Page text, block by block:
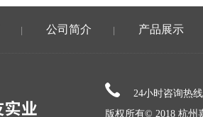
公司简介 产品展示
24小时咨询热
版权所有© 2018 杭州